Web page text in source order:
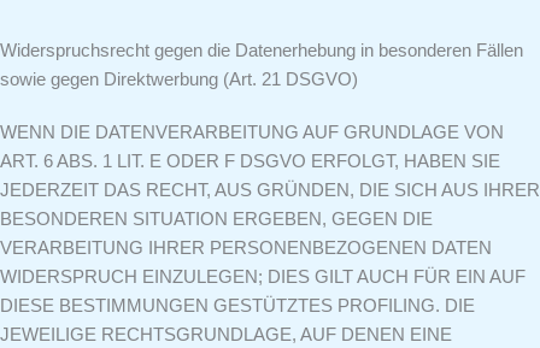
Widerspruchsrecht gegen die Datenerhebung in besonderen Fällen
sowie gegen Direktwerbung (Art. 21 DSGVO)
WENN DIE DATENVERARBEITUNG AUF GRUNDLAGE VON
ART. 6 ABS. 1 LIT. E ODER F DSGVO ERFOLGT, HABEN SIE
JEDERZEIT DAS RECHT, AUS GRÜNDEN, DIE SICH AUS IHRER
BESONDEREN SITUATION ERGEBEN, GEGEN DIE
VERARBEITUNG IHRER PERSONENBEZOGENEN DATEN
WIDERSPRUCH EINZULEGEN; DIES GILT AUCH FÜR EIN AUF
DIESE BESTIMMUNGEN GESTÜTZTES PROFILING. DIE
JEWEILIGE RECHTSGRUNDLAGE, AUF DENEN EINE